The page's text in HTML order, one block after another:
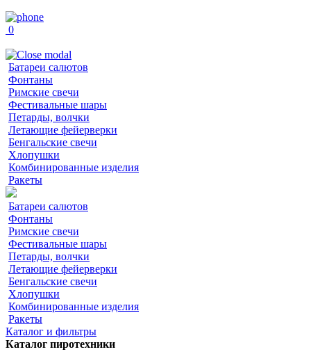
0
Батареи салютов
Фонтаны
Римские свечи
Фестивальные шары
Петарды, волчки
Летающие фейерверки
Бенгальские свечи
Хлопушки
Комбинированные изделия
Ракеты
Батареи салютов
Фонтаны
Римские свечи
Фестивальные шары
Петарды, волчки
Летающие фейерверки
Бенгальские свечи
Хлопушки
Комбинированные изделия
Ракеты
Каталог и фильтры
Каталог пиротехники